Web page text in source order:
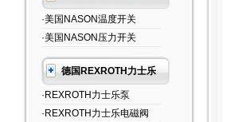
·美国NASON温度开关
·美国NASON压力开关
德国REXROTH力士乐
·REXROTH力士乐泵
·REXROTH力士乐电磁阀